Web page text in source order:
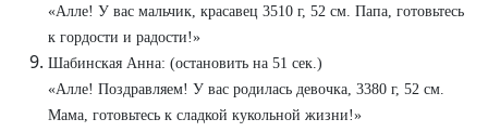
«Алле! У вас мальчик, красавец 3510 г, 52 см. Папа, готовьтесь
к гордости и радости!»
Шабинская Анна: (остановить на 51 сек.)
«Алле! Поздравляем! У вас родилась девочка, 3380 г, 52 см.
Мама, готовьтесь к сладкой кукольной жизни!»